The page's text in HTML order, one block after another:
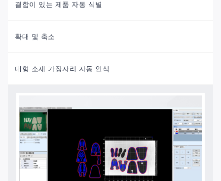
결함이 있는 제품 자동 식별
확대 및 축소
대형 소재 가장자리 자동 인식